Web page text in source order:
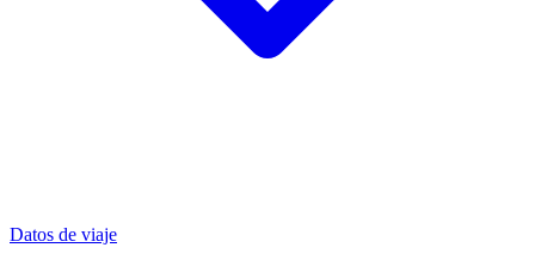
Datos de viaje